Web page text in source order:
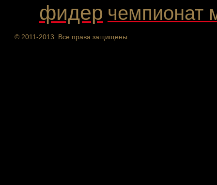
фидер чемпионат
© 2011-2013. Все права защищены.